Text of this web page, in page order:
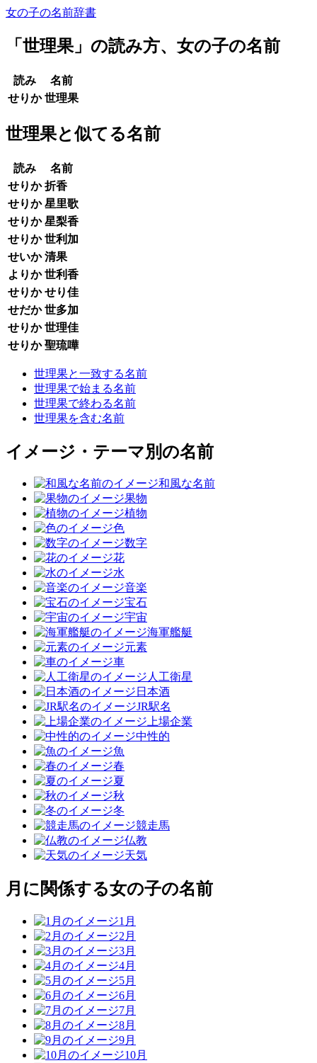
女の子の名前辞書
「 世理果 」の読み方、女の子の名前
読み
名前
せりか 世理果
世理果と似てる名前
読み
名前
せりか 折香
せりか 星里歌
せりか 星梨香
せりか 世利加
せいか 清果
よりか 世利香
せりか せり佳
せだか 世多加
せりか 世理佳
せりか 聖琉嘩
世理果と一致する名前
世理果で始まる名前
世理果で終わる名前
世理果を含む名前
イメージ・テーマ別の名前
和風な名前
果物
植物
色
数字
花
水
音楽
宝石
宇宙
海軍艦艇
元素
車
人工衛星
日本酒
JR駅名
上場企業
中性的
魚
春
夏
秋
冬
競走馬
仏教
天気
月に関係する女の子の名前
1月
2月
3月
4月
5月
6月
7月
8月
9月
10月